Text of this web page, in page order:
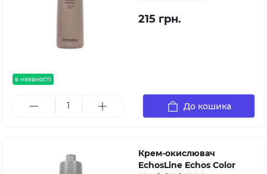
в наявності
215 грн.
До кошика
Крем-окислювач
EchosLine Echos Color